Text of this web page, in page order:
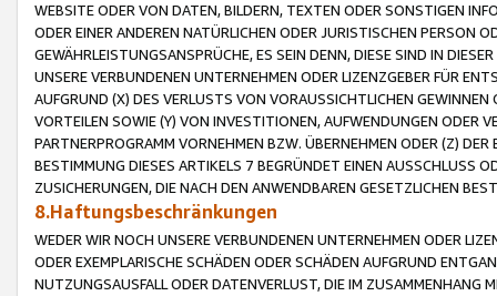
WEBSITE ODER VON DATEN, BILDERN, TEXTEN ODER SONSTIGEN
ODER EINER ANDEREN NATÜRLICHEN ODER JURISTISCHEN PERSON
GEWÄHRLEISTUNGSANSPRÜCHE, ES SEIN DENN, DIESE SIND IN
UNSERE VERBUNDENEN UNTERNEHMEN ODER LIZENZGEBER FÜR
AUFGRUND (X) DES VERLUSTS VON VORAUSSICHTLICHEN
VORTEILEN SOWIE (Y) VON INVESTITIONEN, AUFWENDUNGEN ODER
PARTNERPROGRAMM VORNEHMEN BZW. ÜBERNEHMEN ODER (Z)
BESTIMMUNG DIESES ARTIKELS 7 BEGRÜNDET EINEN AUSSCHLUSS
ZUSICHERUNGEN, DIE NACH DEN ANWENDBAREN GESETZLICHEN
8.Haftungsbeschränkungen
WEDER WIR NOCH UNSERE VERBUNDENEN UNTERNEHMEN ODER
ODER EXEMPLARISCHE SCHÄDEN ODER SCHÄDEN AUFGRUND
NUTZUNGSAUSFALL ODER DATENVERLUST, DIE IM ZUSAMMENHANG